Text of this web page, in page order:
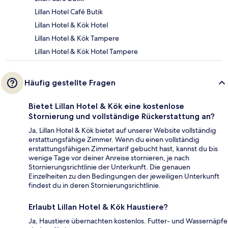
Lillan Hotel Café Butik
Lillan Hotel & Kök Hotel
Lillan Hotel & Kök Tampere
Lillan Hotel & Kök Hotel Tampere
Häufig gestellte Fragen
Bietet Lillan Hotel & Kök eine kostenlose
Stornierung und vollständige Rückerstattung an?
Ja, Lillan Hotel & Kök bietet auf unserer Website vollständig
erstattungsfähige Zimmer. Wenn du einen vollständig
erstattungsfähigen Zimmertarif gebucht hast, kannst du bis
wenige Tage vor deiner Anreise stornieren, je nach
Stornierungsrichtlinie der Unterkunft. Die genauen
Einzelheiten zu den Bedingungen der jeweiligen Unterkunft
findest du in deren Stornierungsrichtlinie.
Erlaubt Lillan Hotel & Kök Haustiere?
Ja, Haustiere übernachten kostenlos. Futter- und Wassernäpfe